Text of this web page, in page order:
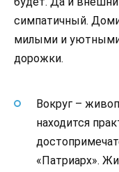
симпатичный.
милыми и
дорожки.
Вокруг –
находится
«Патриарх».